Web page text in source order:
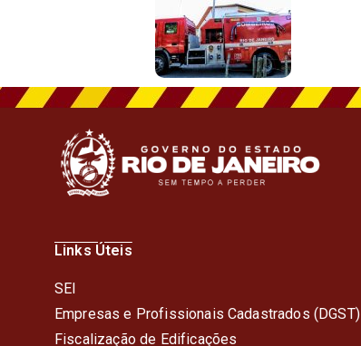
Links Úteis
SEI
Empresas e Profissionais Cadastrados (DGST)
Fiscalização de Edificações